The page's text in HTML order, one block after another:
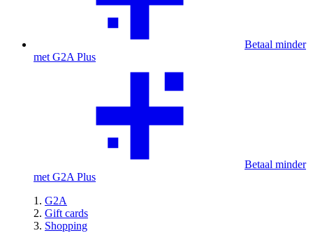
Betaal minder
met G2A Plus
Betaal minder
met G2A Plus
G2A
Gift cards
Shopping